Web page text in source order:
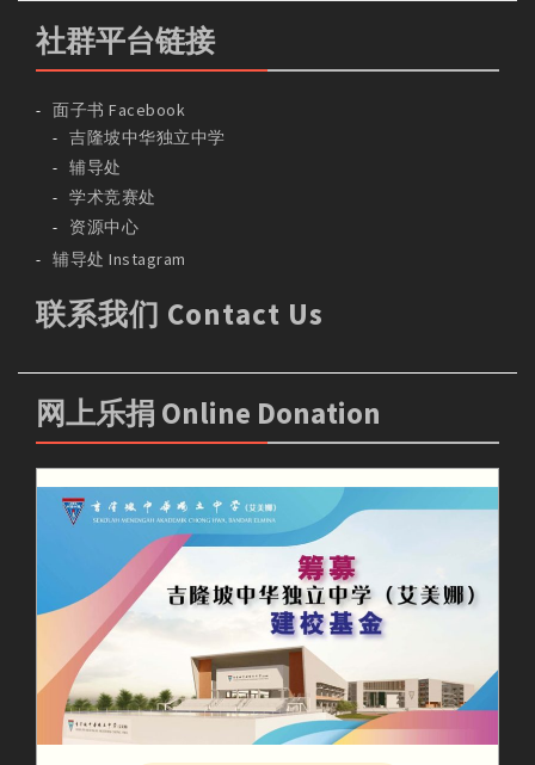
社群平台链接
面子书 Facebook
吉隆坡中华独立中学
辅导处
学术竞赛处
资源中心
辅导处 Instagram
联系我们 Contact Us
网上乐捐 Online Donation